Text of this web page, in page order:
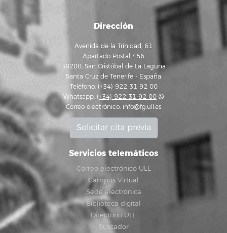
Dirección
Avenida de la Trinidad, 61
Apartado Postal 456
38200, San Cristóbal de La Laguna
Santa Cruz de Tenerife - España
Teléfono: (+34) 922 31 92 00
Whatsapp: (+34) 922 31 92 00
Correo electrónico: info@fg.ull.es
Solicitar cita previa
Servicios telemáticos
Correo electrónico ULL
Campus Virtual
Sede electrónica
Biblioteca digital
Directorio ULL
Buscador